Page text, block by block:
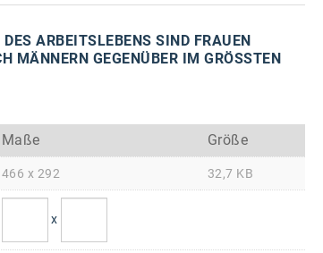
ARBEITSLEBENS SIND FRAUEN
MÄNNERN GEGENÜBER IM GRÖSSTEN N
Maße Größe
466 x 292 32,7 KB
x